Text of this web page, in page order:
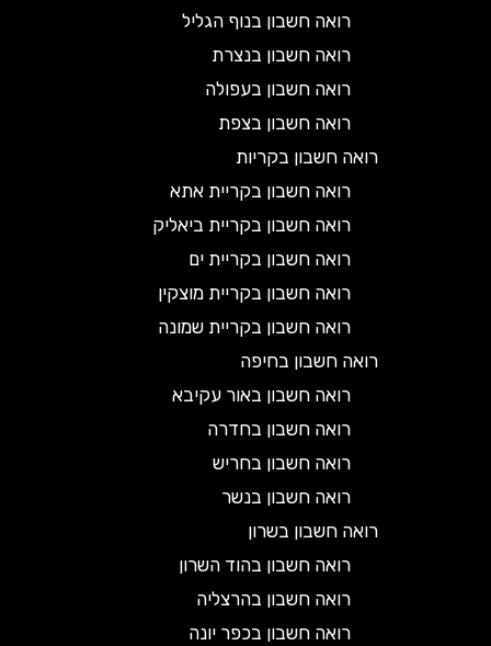
רואה חשבון בנוף הגליל
רואה חשבון בנצרת
רואה חשבון בעפולה
רואה חשבון בצפת
רואה חשבון בקריות
רואה חשבון בקריית אתא
רואה חשבון בקריית ביאליק
רואה חשבון בקריית ים
רואה חשבון בקריית מוצקין
רואה חשבון בקריית שמונה
רואה חשבון בחיפה
רואה חשבון באור עקיבא
רואה חשבון בחדרה
רואה חשבון בחריש
רואה חשבון בנשר
רואה חשבון בשרון
רואה חשבון בהוד השרון
רואה חשבון בהרצליה
רואה חשבון בכפר יונה